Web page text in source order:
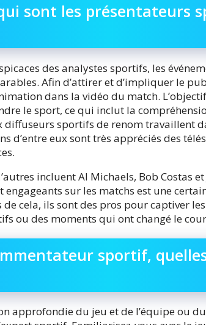
sont les présentateurs
des analystes sportifs, les
Afin d’attirer et d’impliquer le
dans la vidéo du match.
le sport, ce qui inclut la
diffuseurs sportifs de renom travaillent
d’entre eux sont très appréciés des
incluent Al Michaels, Bob Costas
sur les matchs est une
cela, ils sont des pros pour captiver
ou des moments qui ont changé le
sportif,
approfondie du jeu et de l’équipe ou